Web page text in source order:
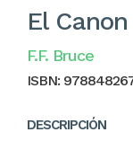
El
F.F. Bruce
ISBN:
DESCRIPCIÓN